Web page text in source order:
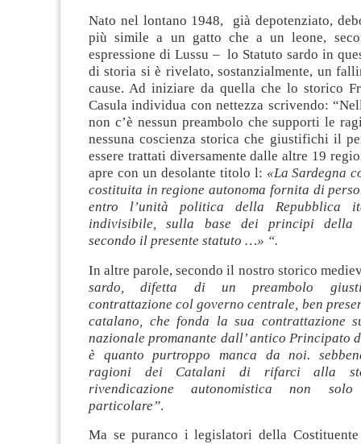
Nato nel lontano 1948, già depotenziato,
più simile a un gatto che a un leone,
espressione di Lussu – lo Statuto sardo in
di storia si è rivelato, sostanzialmente, un
cause. Ad iniziare da quella che lo storico
Casula individua con nettezza scrivendo:
non c’è nessun preambolo che supporti le
nessuna coscienza storica che giustifichi il
essere trattati diversamente dalle altre 19
apre con un desolante titolo l: «La Sardegna
costituita in regione autonoma fornita di
entro l’unità politica della Repubblica
indivisibile, sulla base dei principi del­la
secondo il presente statuto …» “.
In altre parole, secondo il nostro storico
sardo, difetta di un preambolo
contrattazione col governo centrale, ben
catalano, che fonda la sua contrattazione
nazionale promanante dall’ antico Principato
è quanto purtroppo manca da noi.
ragioni dei Catalani di rifarci alla
rivendicazione autonomistica non
particolare”.
Ma se puranco i legislatori della